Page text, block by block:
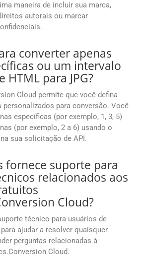
maneira de incluir sua marca,
autorais ou marcar
converter apenas
ou um intervalo
HTML para JPG?
Cloud permite que você defina
personalizados para conversão. Você
específicas (por exemplo, 1, 3, 5)
(por exemplo, 2 a 6) usando o
sua solicitação de API.
fornece suporte para
relacionados aos
Cloud?
técnico para usuários de
ajudar a resolver quaisquer
perguntas relacionadas à
Cloud.